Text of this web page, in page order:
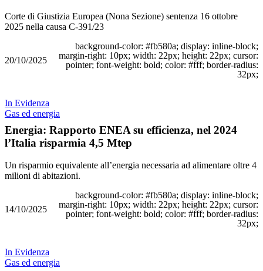
Corte di Giustizia Europea (Nona Sezione) sentenza 16 ottobre
2025 nella causa C-391/23
20/10/2025
background-color: #fb580a; display: inline-block;
margin-right: 10px; width: 22px; height: 22px; cursor:
pointer; font-weight: bold; color: #fff; border-radius:
32px;
In Evidenza
Gas ed energia
Energia: Rapporto ENEA su efficienza, nel 2024
l’Italia risparmia 4,5 Mtep
Un risparmio equivalente all’energia necessaria ad alimentare oltre 4
milioni di abitazioni.
14/10/2025
background-color: #fb580a; display: inline-block;
margin-right: 10px; width: 22px; height: 22px; cursor:
pointer; font-weight: bold; color: #fff; border-radius:
32px;
In Evidenza
Gas ed energia